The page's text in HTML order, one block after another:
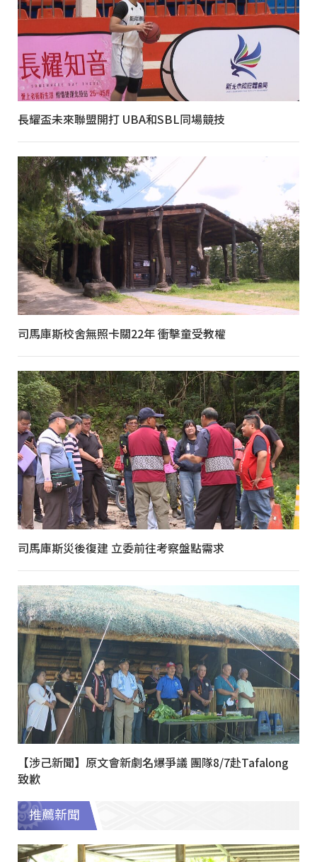
長耀盃未來聯盟開打 UBA和SBL同場競技
司馬庫斯校舍無照卡關22年 衝擊童受教權
司馬庫斯災後復建 立委前往考察盤點需求
【涉己新聞】原文會新劇名爆爭議 團隊8/7赴Tafalong
致歉
推薦新聞